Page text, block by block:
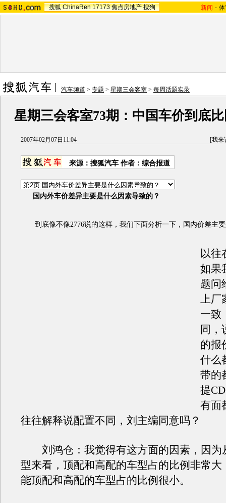
搜狐 ChinaRen 17173 焦点房地产 搜狗 新闻 -
汽车频道 > 专题 > 星期三会客室 > 每周话题实录
星期三会客室73期：中国车价到底
2007年02月07日11:04 [我来
来源：搜狐汽车 作者：综合报道
国内外车价差异主要是什么因素导致的？
到底像不像2776说的这样，我们下面分析一下，国内价差主要
以往
如果
题问
上厂
一致
同，
的报
什么
带的
提
有面
往往解释说配置不同，刘主编同意吗？
刘鸿仓：我觉得有这方面的因素，因为
型来看，顶配和高配的车型占的比例非常大
能顶配和高配的车型占的比例很小。